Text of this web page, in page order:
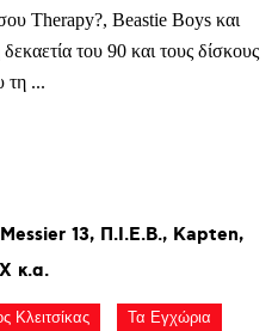
Therapy?, Beastie Boys και
του 90 και τους δίσκους
τη ...
Messier 13, Π.Ι.Ε.Β., Kapten,
κ.α.
Κλειτσίκας Τα Εγχώρια